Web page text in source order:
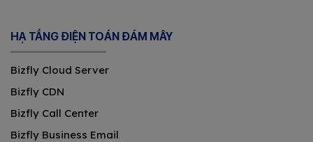
HẠ TẦNG ĐIỆN TOÁN ĐÁM MÂY
Bizfly Cloud Server
Bizfly CDN
Bizfly Call Center
Bizfly Business Email